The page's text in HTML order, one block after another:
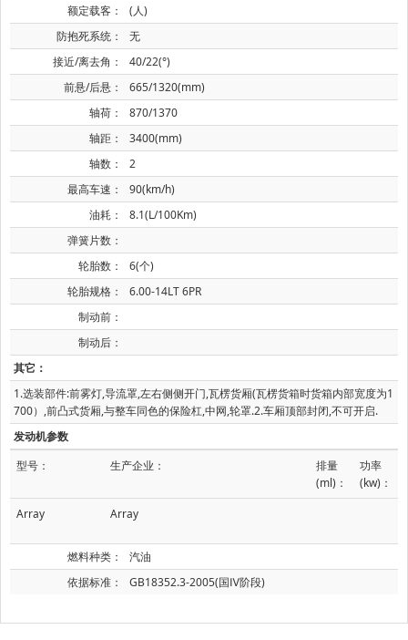
额定载客：
(人)
防抱死系统：
无
接近/离去角：
40/22(°)
前悬/后悬：
665/1320(mm)
轴荷：
870/1370
轴距：
3400(mm)
轴数：
2
最高车速：
90(km/h)
油耗：
8.1(L/100Km)
弹簧片数：
轮胎数：
6(个)
轮胎规格：
6.00-14LT 6PR
制动前：
制动后：
其它：
1.选装部件:前雾灯,导流罩,左右侧侧开门,瓦楞货厢(瓦楞货箱时货箱内部宽度为1
700）,前凸式货厢,与整车同色的保险杠,中网,轮罩.2.车厢顶部封闭,不可开启.
发动机参数
型号：
生产企业：
排量
(ml)：
功率
(kw)：
Array
Array
燃料种类：
汽油
依据标准：
GB18352.3-2005(国Ⅳ阶段)